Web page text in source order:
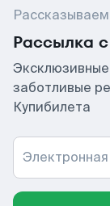
Рассылка
заботливые
Купибилета